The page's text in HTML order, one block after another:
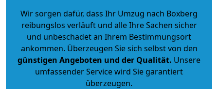
Wir sorgen dafür, dass Ihr Umzug nach Boxberg
reibungslos verläuft und alle Ihre Sachen sicher
und unbeschadet an Ihrem Bestimmungsort
ankommen. Überzeugen Sie sich selbst von den
günstigen Angeboten und der Qualität. Unsere
umfassender Service wird Sie garantiert
überzeugen.